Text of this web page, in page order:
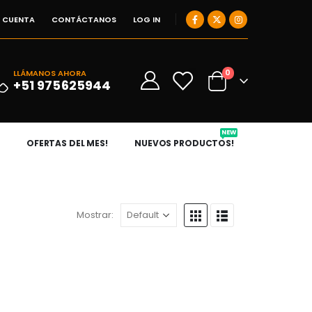
CUENTA CONTÁCTANOS LOG IN
LLÁMANOS AHORA
+51 975625944
0 0
OFERTAS DEL MES! NUEVOS PRODUCTOS!
NEW
Mostrar: